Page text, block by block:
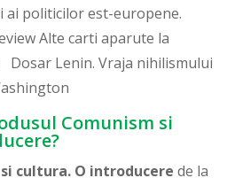
politicilor est-europene.
Alte carti aparute la
Dosar Lenin. Vraja nihilismului
Comunism si
cultura. O introducere de la